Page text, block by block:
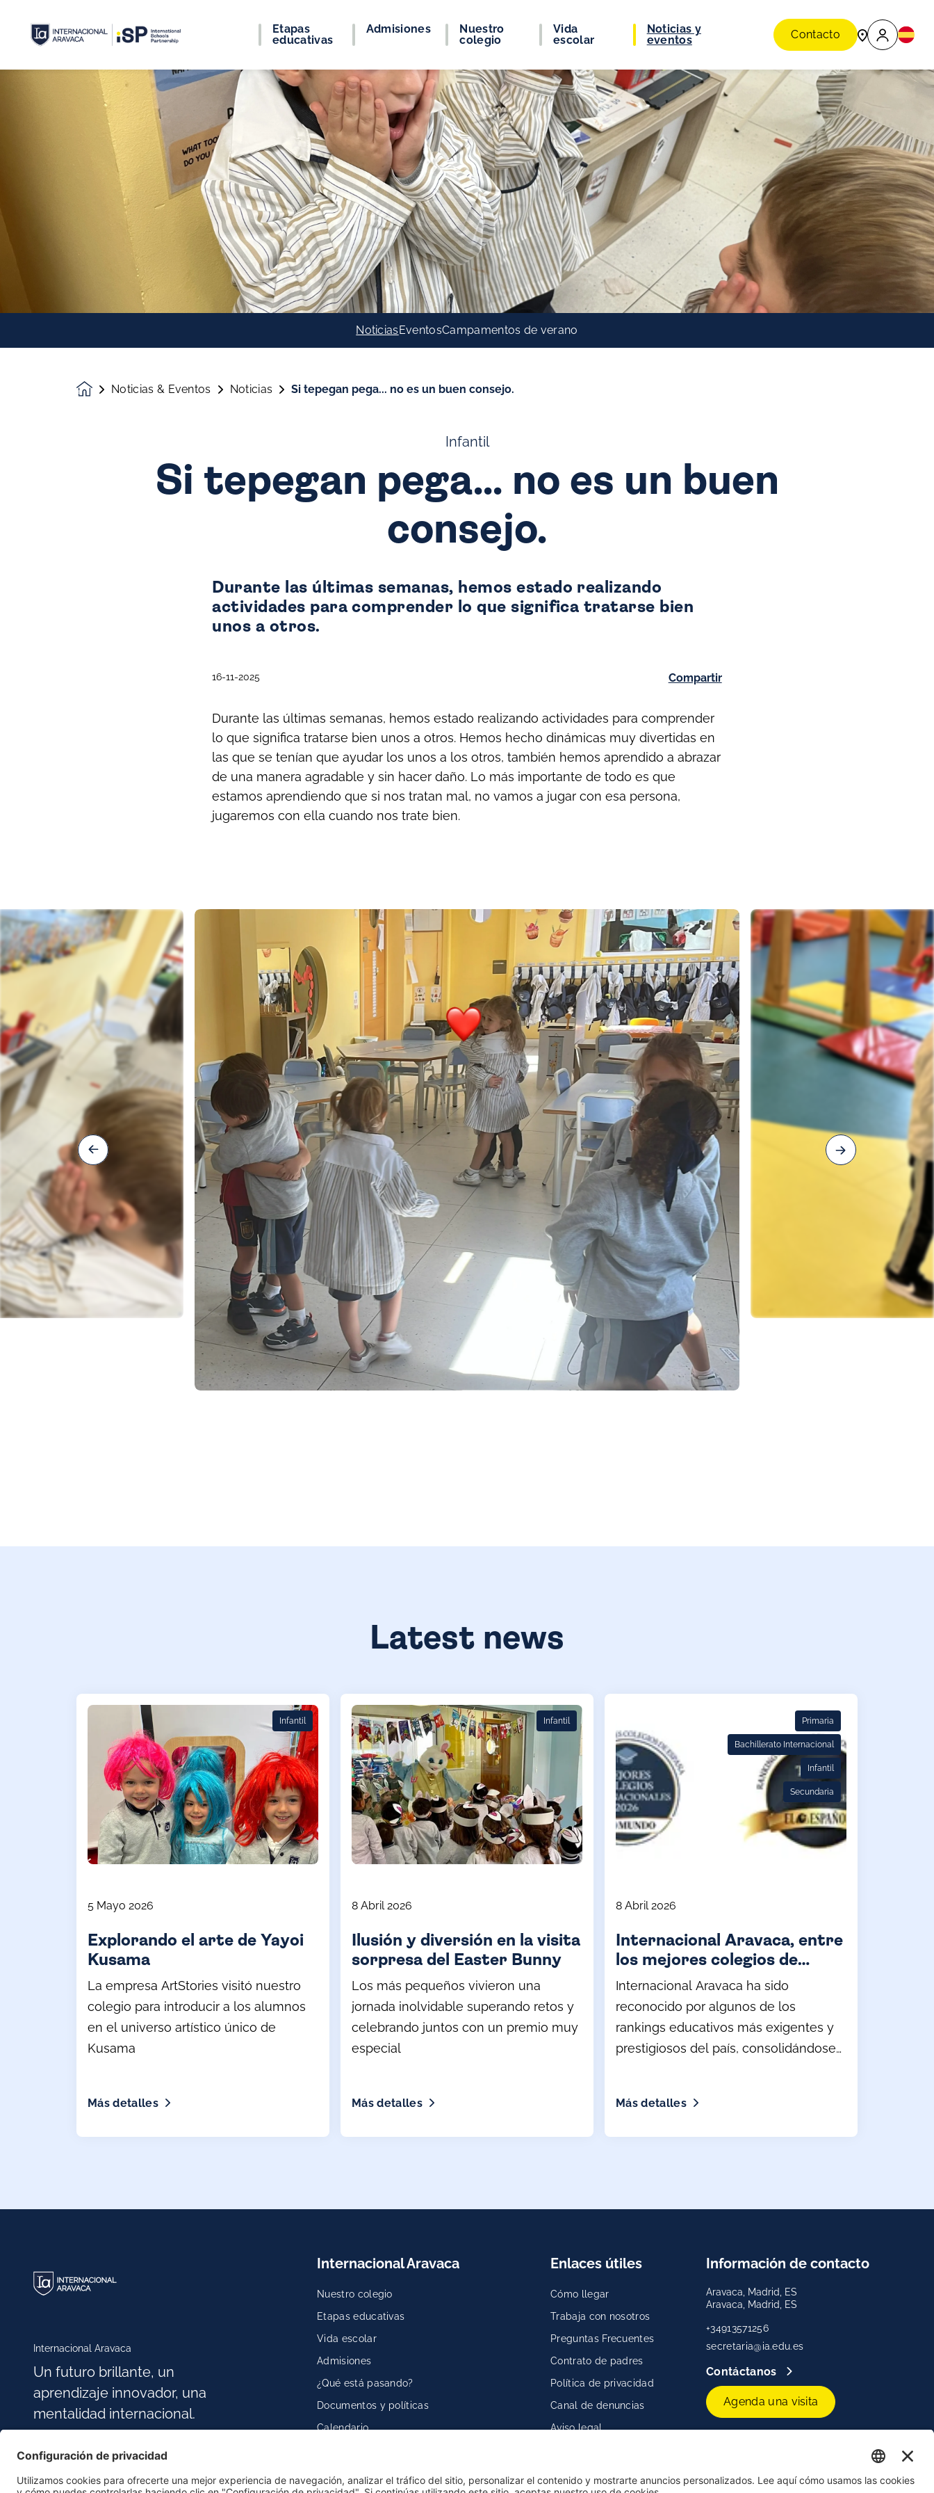
Etapas
educativas
Admisiones
Nuestro
colegio
Vida
escolar
Noticias y
eventos
Contacto
NoticiasEventosCampamentos de verano
HomepageNoticias & Eventos Noticias Si tepegan pega... no es un buen consejo.
Infantil
Si tepegan pega... no es un buen
consejo.
Durante las últimas semanas, hemos estado realizando
actividades para comprender lo que significa tratarse bien
unos a otros.
16-11-2025 Compartir
Durante las últimas semanas, hemos estado realizando actividades para comprender
lo que significa tratarse bien unos a otros. Hemos hecho dinámicas muy divertidas en
las que se tenían que ayudar los unos a los otros, también hemos aprendido a abrazar
de una manera agradable y sin hacer daño. Lo más importante de todo es que
estamos aprendiendo que si nos tratan mal, no vamos a jugar con esa persona,
jugaremos con ella cuando nos trate bien.
Latest news
Infantil
5 Mayo 2026
Explorando el arte de Yayoi
Kusama
La empresa ArtStories visitó nuestro
colegio para introducir a los alumnos
en el universo artístico único de
Kusama
Más detalles
Infantil
8 Abril 2026
Ilusión y diversión en la visita
sorpresa del Easter Bunny
Los más pequeños vivieron una
jornada inolvidable superando retos y
celebrando juntos con un premio muy
especial
Más detalles
Primaria
Bachillerato Internacional
Infantil
Secundaria
8 Abril 2026
Internacional Aravaca, entre
los mejores colegios de
España según los principales
rankings educativos (2026)
Internacional Aravaca ha sido
reconocido por algunos de los
rankings educativos más exigentes y
prestigiosos del país, consolidándose
Más detalles
Internacional Aravaca
Un futuro brillante, un
aprendizaje innovador, una
mentalidad internacional.
Internacional Aravaca
Nuestro colegio
Etapas educativas
Vida escolar
Admisiones
¿Qué está pasando?
Documentos y políticas
Calendario
Enlaces útiles
Cómo llegar
Trabaja con nosotros
Preguntas Frecuentes
Contrato de padres
Política de privacidad
Canal de denuncias
Aviso legal
Información de contacto
Aravaca, Madrid, ES
Aravaca, Madrid, ES
+34913571256
secretaria@ia.edu.es
Contáctanos
Agenda una visita